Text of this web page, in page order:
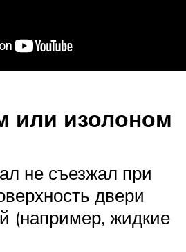
или изолоном
не съезжал при
двери
(например, жидкие